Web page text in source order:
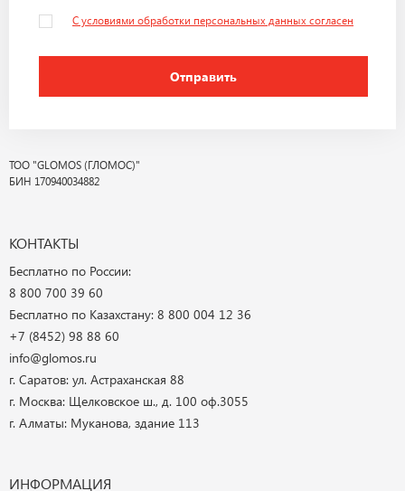
ТОО "GLOMOS (ГЛОМОС)"
БИН 170940034882
КОНТАКТЫ
Бесплатно по России:
8 800 700 39 60
Бесплатно по Казахстану: 8 800 004 12 36
+7 (8452) 98 88 60
info@glomos.ru
г. Саратов: ул. Астраханская 88
г. Москва: Щелковское ш., д. 100 оф.3055
г. Алматы: Муканова, здание 113
ИНФОРМАЦИЯ
С условиями обработки персональных данных согласен
Отправить